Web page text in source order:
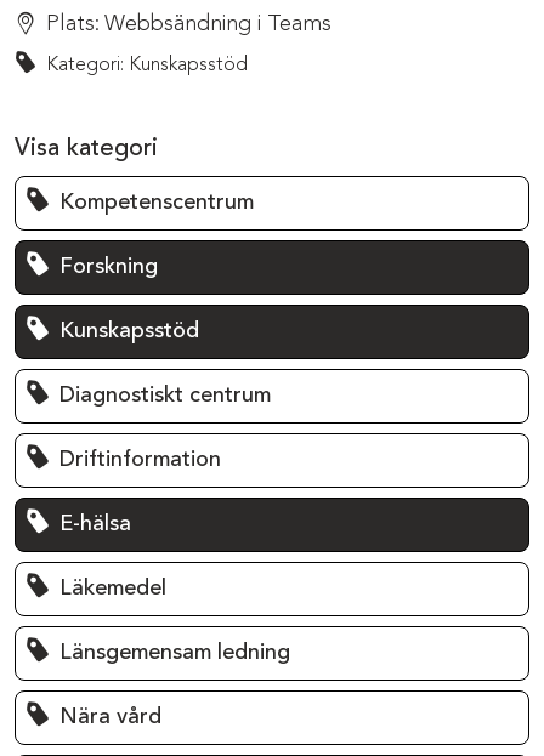
Plats: Webbsändning i Teams
Kategori: Kunskapsstöd
Visa kategori
Kompetenscentrum
Forskning
Kunskapsstöd
Diagnostiskt centrum
Driftinformation
E-hälsa
Läkemedel
Länsgemensam ledning
Nära vård